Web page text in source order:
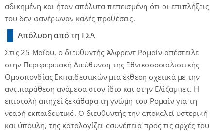
αδικημένη και ήταν απόλυτα πεπεισμένη ότι οι επιπλήξεις
του δεν φανέρωναν καλές προθέσεις.
Απόλυση από τη ΓΣΑ
Στις 25 Μαΐου, ο διευθυντής Άλφρεντ Ρομαίν απέστειλε
στην Περιφερειακή Διεύθυνση της Εθνικοσοσιαλιστικής
Ομοσπονδίας Εκπαιδευτικών μια έκθεση σχετικά με την
αντιπαράθεση ανάμεσα στον ίδιο και στην Ελίζαμπετ. Η
επιστολή απηχεί ξεκάθαρα τη γνώμη του Ρομαίν για τη
νεαρή εκπαιδευτικό. Ο διευθυντής την αποκαλεί υστερική
και ύπουλη, της καταλογίζει ασυνέπεια προς τις αρχές του